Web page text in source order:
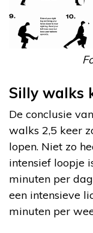
Silly walks
De conclusie
walks 2,5 keer
lopen. Niet zo
intensief loopje
minuten per
een intensieve
minuten per